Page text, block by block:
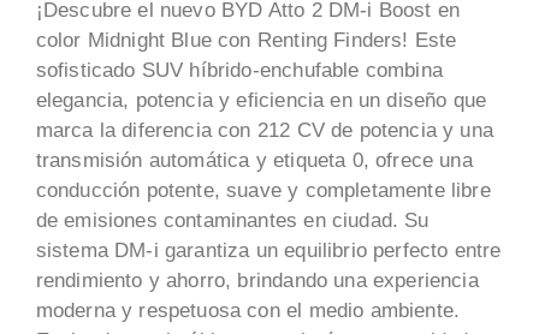
¡Descubre el nuevo BYD Atto 2 DM-i Boost en
color Midnight Blue con Renting Finders! Este
sofisticado SUV híbrido-enchufable combina
elegancia, potencia y eficiencia en un diseño que
marca la diferencia con 212 CV de potencia y una
transmisión automática y etiqueta 0, ofrece una
conducción potente, suave y completamente libre
de emisiones contaminantes en ciudad. Su
sistema DM-i garantiza un equilibrio perfecto entre
rendimiento y ahorro, brindando una experiencia
moderna y respetuosa con el medio ambiente.